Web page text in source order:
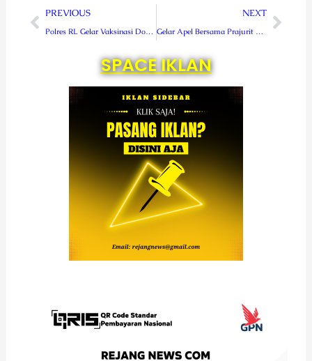
Prev
PREVIOUS
Polres RL Gelar Vaksinasi Door To Door
NEXT
Gelar Apel Bersama Prajurit Kodam Kasuari, Mayjen Gabriel Lema Terima Tugas Sebagai Pangdam Baru
Next
SPACE IKLAN